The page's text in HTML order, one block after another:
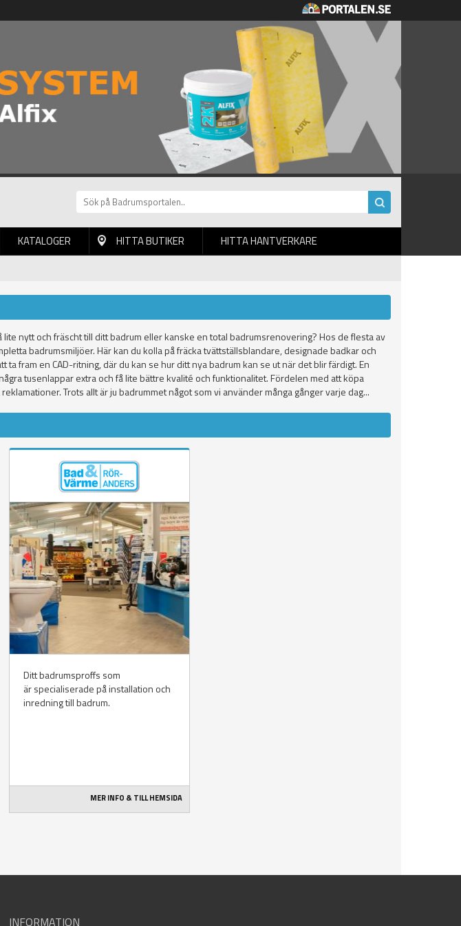
KATALOGER HITTA BUTIKER HITTA HANTVERKARE
nytt och fräscht till ditt badrum eller kanske en total badrumsrenovering? Hos de flesta av
badrumsmiljöer. Här kan du kolla på fräcka tvättställsblandare, designade badkar och
fram en CAD-ritning, där du kan se hur ditt nya badrum kan se ut när det blir färdigt. En
tusenlappar extra och få lite bättre kvalité och funktionalitet. Fördelen med att köpa
Trots allt är ju badrummet något som vi använder många gånger varje dag...
Ditt badrumsproffs som
är specialiserade på installation och
inredning till badrum.
MER INFO & TILL HEMSIDA
INFORMATION